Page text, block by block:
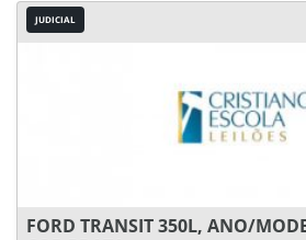
JUDICIAL
FORD TRANSIT 350L, ANO/